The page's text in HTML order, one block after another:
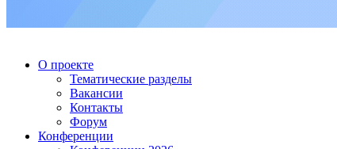
О проекте
Тематические разделы
Вакансии
Контакты
Форум
Конференции